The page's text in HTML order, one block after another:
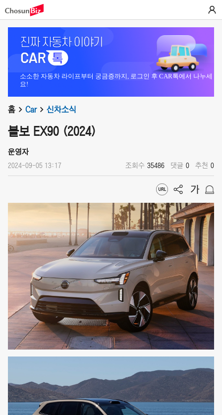
소소한 자동차 라이프부터 궁금증까지, 로그인 후 CAR톡에서 나누세
요!
홈 Car 신차소식
볼보 EX90 (2024)
운영자
2024-09-05 13:17 조회수 35486 댓글 0 추천 0